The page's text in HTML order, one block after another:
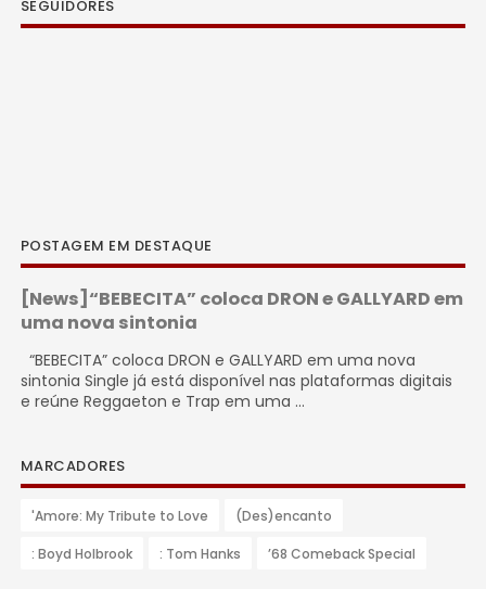
SEGUIDORES
POSTAGEM EM DESTAQUE
[News]“BEBECITA” coloca DRON e GALLYARD em
uma nova sintonia
“BEBECITA” coloca DRON e GALLYARD em uma nova
sintonia Single já está disponível nas plataformas digitais
e reúne Reggaeton e Trap em uma ...
MARCADORES
'Amore: My Tribute to Love (Des)encanto
: Boyd Holbrook : Tom Hanks ’68 Comeback Special